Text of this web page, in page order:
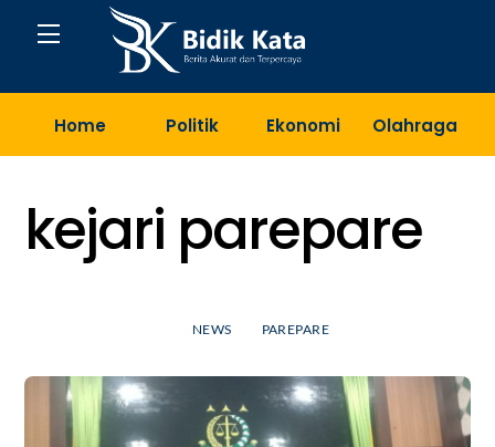
Menu
Home Politik Ekonomi Olahraga
kejari parepare
NEWS PAREPARE